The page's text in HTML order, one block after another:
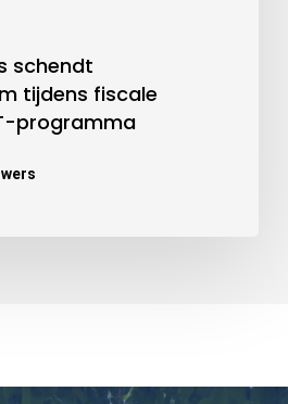
schendt
tijdens fiscale
programma